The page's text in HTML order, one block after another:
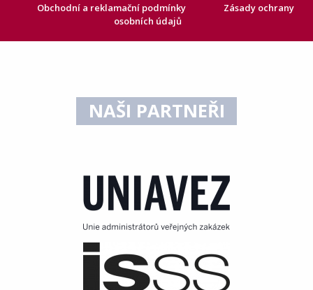
Obchodní a reklamační podmínky
Zásady ochrany
osobních údajů
NAŠI PARTNEŘI